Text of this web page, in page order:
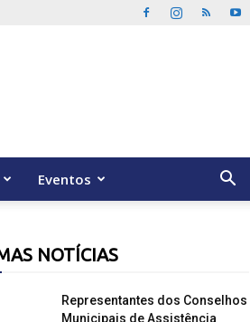
Eventos
NOTÍCIAS
Representantes dos Conselhos
Municipais de Assistência